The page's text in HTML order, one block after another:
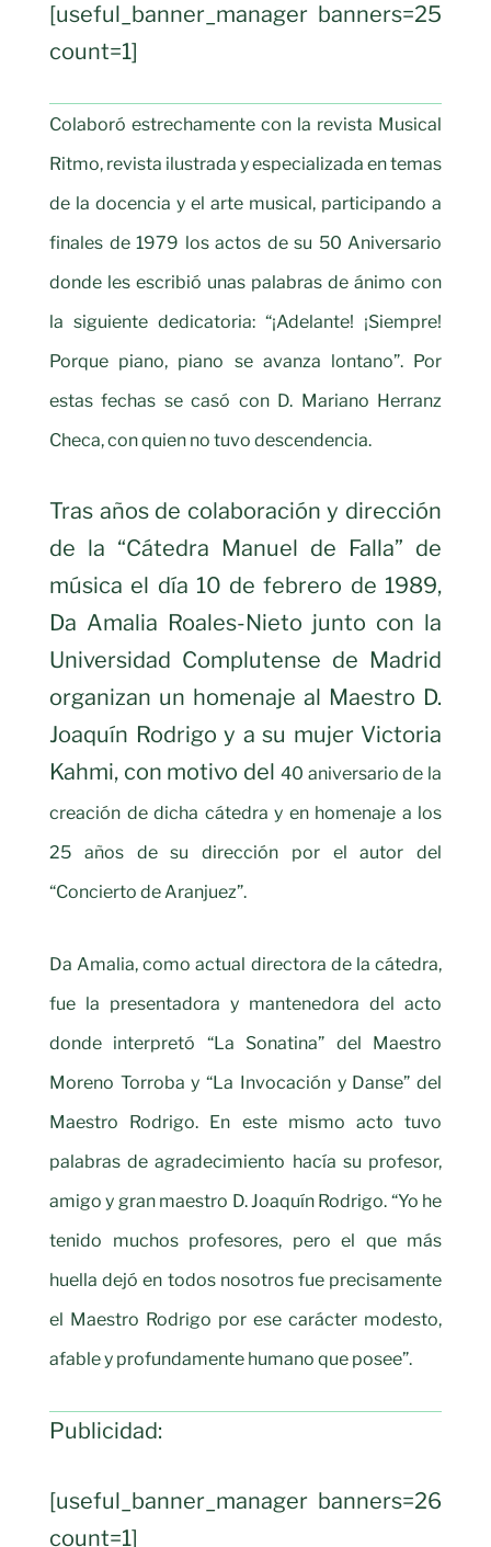
[useful_banner_manager banners=25
count=1]
Colaboró estrechamente con la revista Musical
Ritmo, revista ilustrada y especializada en temas
de la docencia y el arte musical, participando a
finales de 1979 los actos de su 50 Aniversario
donde les escribió unas palabras de ánimo con
la siguiente dedicatoria: “¡Adelante! ¡Siempre!
Porque piano, piano se avanza lontano”. Por
estas fechas se casó con D. Mariano Herranz
Checa, con quien no tuvo descendencia.
Tras años de colaboración y dirección
de la “Cátedra Manuel de Falla” de
música el día 10 de febrero de 1989,
Da Amalia Roales-Nieto junto con la
Universidad Complutense de Madrid
organizan un homenaje al Maestro D.
Joaquín Rodrigo y a su mujer Victoria
Kahmi, con motivo del 40 aniversario de la
creación de dicha cátedra y en homenaje a los
25 años de su dirección por el autor del
“Concierto de Aranjuez”.
Da Amalia, como actual directora de la cátedra,
fue la presentadora y mantenedora del acto
donde interpretó “La Sonatina” del Maestro
Moreno Torroba y “La Invocación y Danse” del
Maestro Rodrigo. En este mismo acto tuvo
palabras de agradecimiento hacía su profesor,
amigo y gran maestro D. Joaquín Rodrigo. “Yo he
tenido muchos profesores, pero el que más
huella dejó en todos nosotros fue precisamente
el Maestro Rodrigo por ese carácter modesto,
afable y profundamente humano que posee”.
Publicidad:
[useful_banner_manager banners=26
count=1]